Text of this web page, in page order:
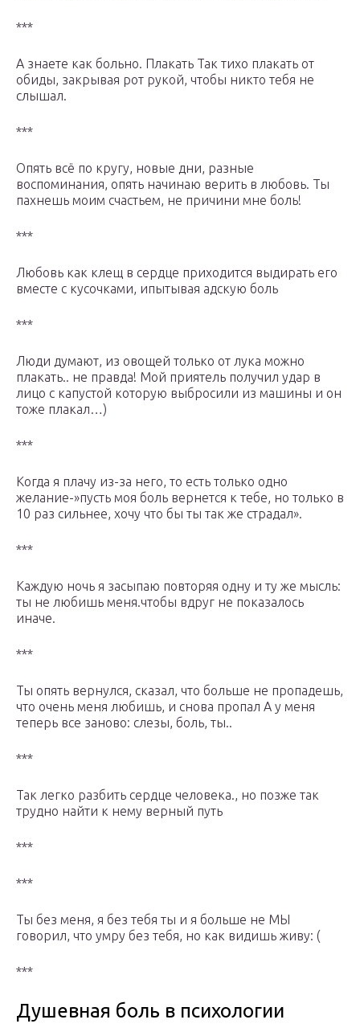
***
А знаете как больно. Плакать Так тихо плакать от
обиды, закрывая рот рукой, чтобы никто тебя не
слышал.
***
Опять всё по кругу, новые дни, разные
воспоминания, опять начинаю верить в любовь. Ты
пахнешь моим счастьем, не причини мне боль!
***
Любовь как клещ в сердце приходится выдирать его
вместе с кусочками, ипытывая адскую боль
***
Люди думают, из овощей только от лука можно
плакать.. не правда! Мой приятель получил удар в
лицо с капустой которую выбросили из машины и он
тоже плакал…)
***
Когда я плачу из-за него, то есть только одно
желание-»пусть моя боль вернется к тебе, но только в
10 раз сильнее, хочу что бы ты так же страдал».
***
Каждую ночь я засыпаю повторяя одну и ту же мысль:
ты не любишь меня.чтобы вдруг не показалось
иначе.
***
Ты опять вернулся, сказал, что больше не пропадешь,
что очень меня любишь, и снова пропал А у меня
теперь все заново: слезы, боль, ты..
***
Так легко разбить сердце человека., но позже так
трудно найти к нему верный путь
***
***
Ты без меня, я без тебя ты и я больше не МЫ
говорил, что умру без тебя, но как видишь живу: (
***
Душевная боль в психологии